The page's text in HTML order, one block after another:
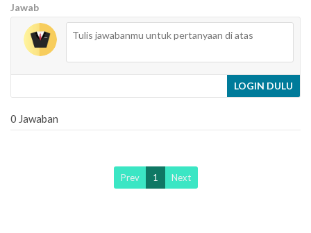
Jawab
LOGIN DULU
0 Jawaban
Prev 1 Next